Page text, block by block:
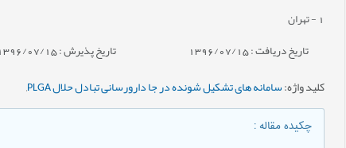
1 - تهران
تاریخ دریافت : 1396/07/15 تاریخ پذیرش : 1396/07/15
کلید واژه:سامانه های تشکیل شونده در جا دارورسانی تبادل حلال PLGA ,
چکیده مقاله: